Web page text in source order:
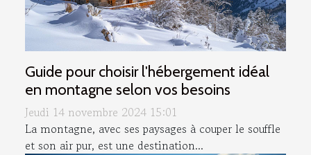
Guide pour choisir l'hébergement idéal
en montagne selon vos besoins
Jeudi 14 novembre 2024 15:01
La montagne, avec ses paysages à couper le souffle
et son air pur, est une destination...